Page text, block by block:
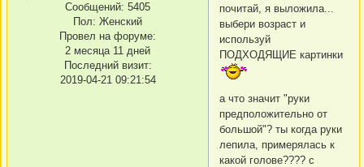
Сообщений: 5405
Пол: Женский
Провел на форуме:
2 месяца 11 дней
Последний визит:
2019-04-21 09:21:54
почитай, я выложила...
выбери возраст и
используй
ПОДХОДЯЩИЕ картинки
а что значит "руки
предположительно от
большой"? ты когда руки
лепила, примерялась к
какой голове???? с